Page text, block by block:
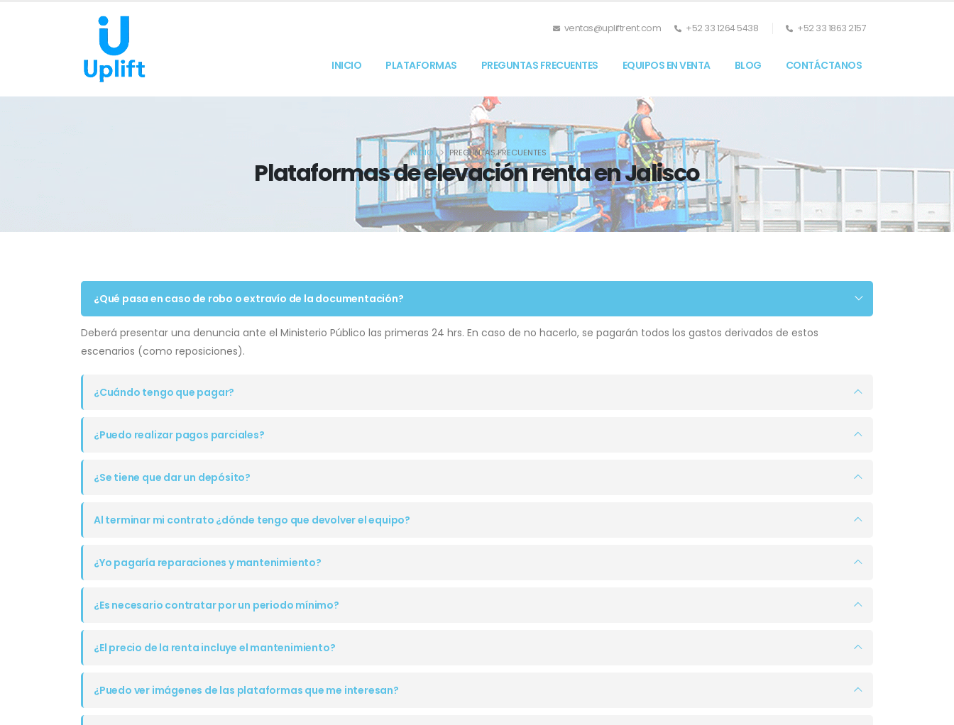
ventas@upliftrent.com +52 33 1264 5438 +52 33 1863 2157
INICIO PLATAFORMAS PREGUNTAS FRECUENTES EQUIPOS EN VENTA BLOG CONTÁCTANOS
Plataformas de elevación renta en Jalisco
INICIO PREGUNTAS FRECUENTES
¿Qué pasa en caso de robo o extravío de la documentación?
Deberá presentar una denuncia ante el Ministerio Público las primeras 24 hrs. En caso de no hacerlo, se pagarán todos los gastos derivados de estos
escenarios (como reposiciones).
¿Cuándo tengo que pagar?
¿Puedo realizar pagos parciales?
¿Se tiene que dar un depósito?
Al terminar mi contrato ¿dónde tengo que devolver el equipo?
¿Yo pagaría reparaciones y mantenimiento?
¿Es necesario contratar por un periodo mínimo?
¿El precio de la renta incluye el mantenimiento?
¿Puedo ver imágenes de las plataformas que me interesan?